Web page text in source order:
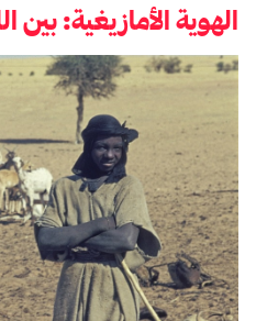
الهوية الأمازيغية: بين